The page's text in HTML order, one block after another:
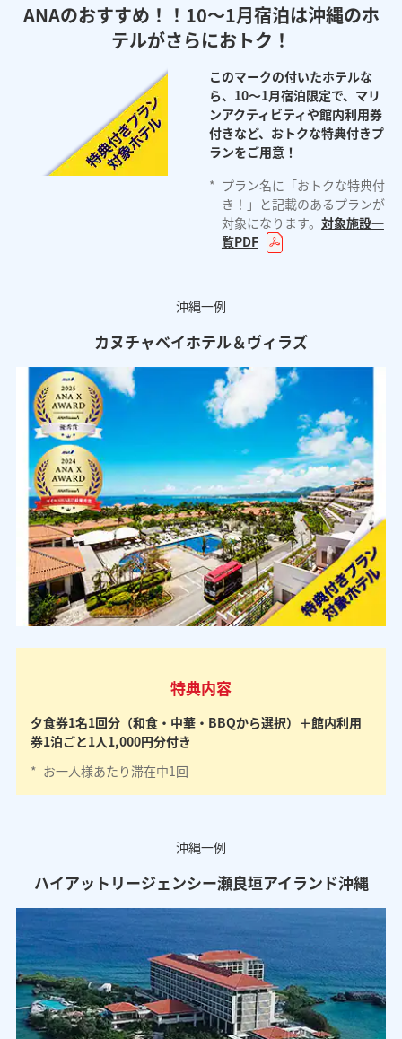
ANAのおすすめ！！10～1月宿泊は沖縄のホ
テルがさらにおトク！
このマークの付いたホテルな
ら、10～1月宿泊限定で、マリ
ンアクティビティや館内利用券
付きなど、おトクな特典付きプ
ランをご用意！
* プラン名に「おトクな特典付
き！」と記載のあるプランが
対象になります。 対象施設一
覧PDF
沖縄一例
カヌチャベイホテル＆ヴィラズ
特典内容
夕食券1名1回分（和食・中華・BBQから選択）＋館内利用
券1泊ごと1人1,000円分付き
* お一人様あたり滞在中1回
沖縄一例
ハイアットリージェンシー瀬良垣アイランド沖縄